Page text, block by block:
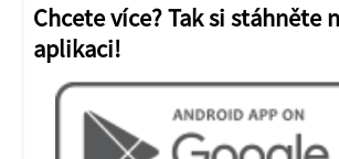
Chcete více? Tak si stáhněte
aplikaci!